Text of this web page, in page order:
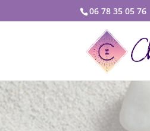
06 78 35 05 76